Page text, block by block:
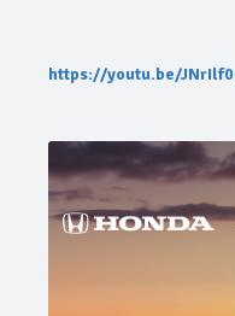
https://youtu.be/